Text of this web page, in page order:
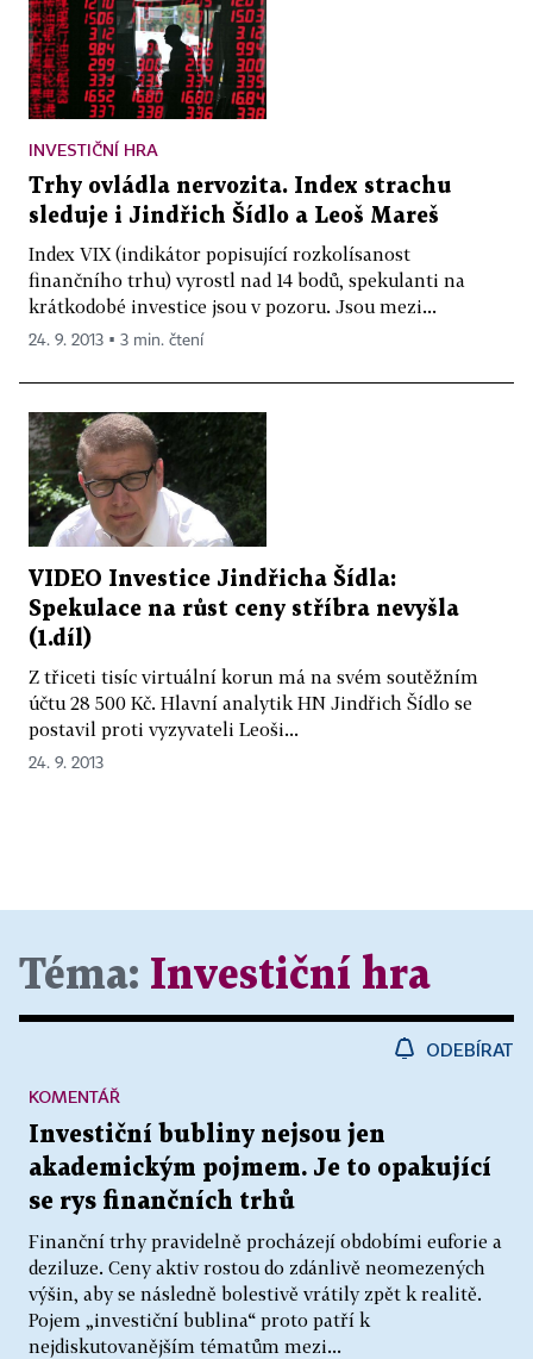
INVESTIČNÍ HRA
Trhy ovládla nervozita. Index strachu
sleduje i Jindřich Šídlo a Leoš Mareš
Index VIX (indikátor popisující rozkolísanost
finančního trhu) vyrostl nad 14 bodů, spekulanti na
krátkodobé investice jsou v pozoru. Jsou mezi...
24. 9. 2013 ▪ 3 min. čtení
VIDEO Investice Jindřicha Šídla:
Spekulace na růst ceny stříbra nevyšla
(1.díl)
Z třiceti tisíc virtuální korun má na svém soutěžním
účtu 28 500 Kč. Hlavní analytik HN Jindřich Šídlo se
postavil proti vyzyvateli Leoši...
24. 9. 2013
Téma: Investiční hra
ODEBÍRAT
Investiční bubliny nejsou jen
akademickým pojmem. Je to opakující
se rys finančních trhů
Finanční trhy pravidelně procházejí obdobími euforie a
deziluze. Ceny aktiv rostou do zdánlivě neomezených
výšin, aby se následně bolestivě vrátily zpět k realitě.
Pojem „investiční bublina“ proto patří k
nejdiskutovanějším tématům mezi...
KOMENTÁŘ